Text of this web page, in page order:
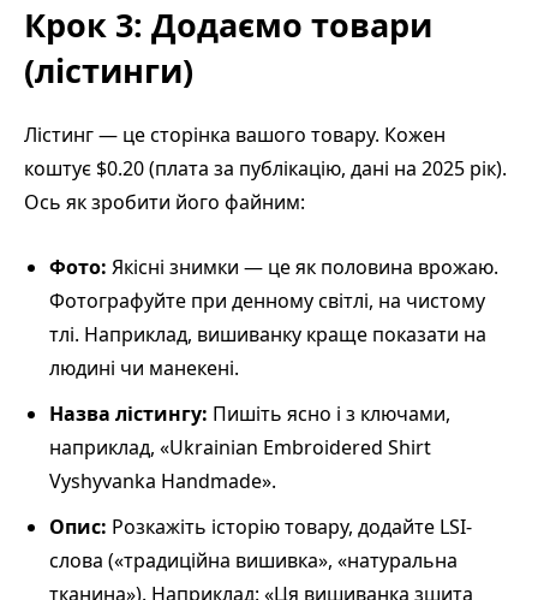
Крок 3: Додаємо товари
(лістинги)
Лістинг — це сторінка вашого товару. Кожен
коштує $0.20 (плата за публікацію, дані на 2025 рік).
Ось як зробити його файним:
Фото: Якісні знимки — це як половина врожаю.
Фотографуйте при денному світлі, на чистому
тлі. Наприклад, вишиванку краще показати на
людині чи манекені.
Назва лістингу: Пишіть ясно і з ключами,
наприклад, «Ukrainian Embroidered Shirt
Vyshyvanka Handmade».
Опис: Розкажіть історію товару, додайте LSI-
слова («традиційна вишивка», «натуральна
тканина»). Наприклад: «Ця вишиванка зшита